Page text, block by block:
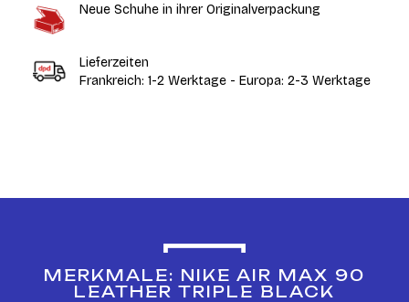
Neue Schuhe in ihrer Originalverpackung
Lieferzeiten
Frankreich: 1-2 Werktage - Europa: 2-3 Werktage
MERKMALE: NIKE AIR MAX 90
LEATHER TRIPLE BLACK